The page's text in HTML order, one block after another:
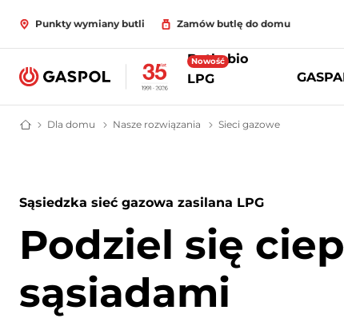
Punkty wymiany butli Zamów butlę do domu
Butle bio
LPG
Nowość
GASPOL – Gaz płynny, bio LPG, instalacje zbiornikowe i hybrydowe
Dla domu Ogrzewanie dla domu
Nasze rozwiązania Sieci gazowe
Sąsiedzka sieć gazowa zasilana LPG
Podziel się
sąsiadami